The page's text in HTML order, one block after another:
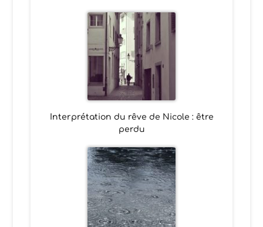
Interprétation du rêve de Nicole : être
perdu